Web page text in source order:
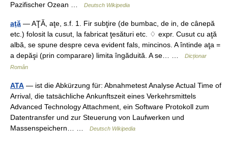
Pazifischer Ozean …
Deutsch Wikipedia
aţă — AŢĂ, aţe, s.f. 1. Fir subţire (de bumbac, de in, de cânepă
etc.) folosit la cusut, la fabricat ţesături etc. ♢ expr. Cusut cu aţă
albă, se spune despre ceva evident fals, mincinos. A întinde aţa =
a depăşi (prin comparare) limita îngăduită. A se… …
Dicționar
Român
ATA — ist die Abkürzung für: Abnahmetest Analyse Actual Time of
Arrival, die tatsächliche Ankunftszeit eines Verkehrsmittels
Advanced Technology Attachment, ein Software Protokoll zum
Datentransfer und zur Steuerung von Laufwerken und
Massenspeichern… …
Deutsch Wikipedia